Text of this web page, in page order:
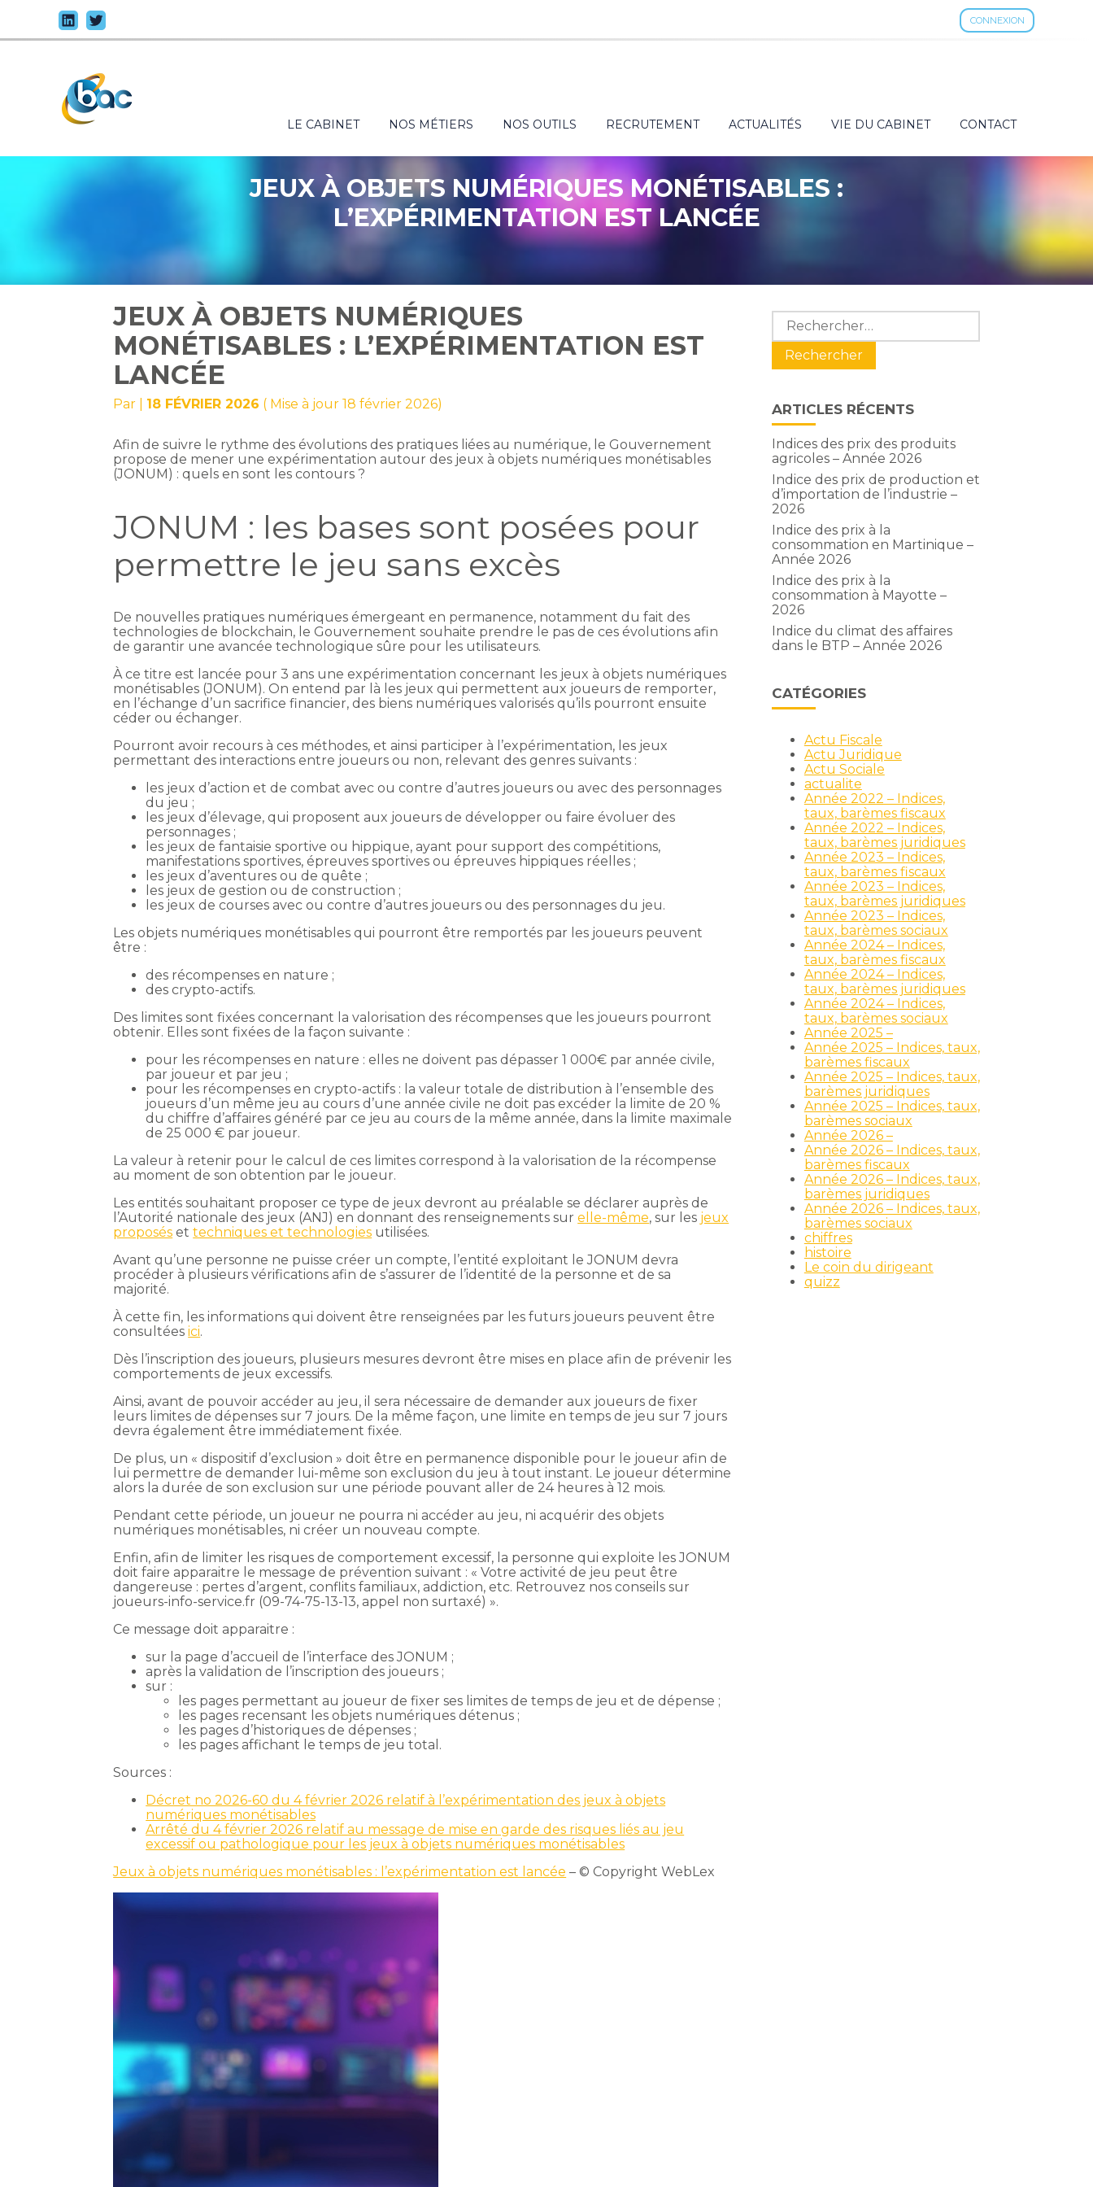
CONNEXION
au
contenu
Principal
LE CABINET NOS MÉTIERS NOS OUTILS RECRUTEMENT ACTUALITÉS VIE DU CABINET CONTACT
JEUX À OBJETS NUMÉRIQUES MONÉTISABLES :
L’EXPÉRIMENTATION EST LANCÉE
JEUX À OBJETS NUMÉRIQUES
MONÉTISABLES : L’EXPÉRIMENTATION EST
LANCÉE
Par 18 FÉVRIER 2026 ( Mise à jour 18 février 2026)
Afin de suivre le rythme des évolutions des pratiques liées au numérique, le Gouvernement
propose de mener une expérimentation autour des jeux à objets numériques monétisables
(JONUM) : quels en sont les contours ?
JONUM : les bases sont posées pour
permettre le jeu sans excès
De nouvelles pratiques numériques émergeant en permanence, notamment du fait des
technologies de blockchain, le Gouvernement souhaite prendre le pas de ces évolutions afin
de garantir une avancée technologique sûre pour les utilisateurs.
À ce titre est lancée pour 3 ans une expérimentation concernant les jeux à objets numériques
monétisables (JONUM). On entend par là les jeux qui permettent aux joueurs de remporter,
en l’échange d’un sacrifice financier, des biens numériques valorisés qu’ils pourront ensuite
céder ou échanger.
Pourront avoir recours à ces méthodes, et ainsi participer à l’expérimentation, les jeux
permettant des interactions entre joueurs ou non, relevant des genres suivants :
les jeux d’action et de combat avec ou contre d’autres joueurs ou avec des personnages
du jeu ;
les jeux d’élevage, qui proposent aux joueurs de développer ou faire évoluer des
personnages ;
les jeux de fantaisie sportive ou hippique, ayant pour support des compétitions,
manifestations sportives, épreuves sportives ou épreuves hippiques réelles ;
les jeux d’aventures ou de quête ;
les jeux de gestion ou de construction ;
les jeux de courses avec ou contre d’autres joueurs ou des personnages du jeu.
Les objets numériques monétisables qui pourront être remportés par les joueurs peuvent
être :
des récompenses en nature ;
des crypto-actifs.
Des limites sont fixées concernant la valorisation des récompenses que les joueurs pourront
obtenir. Elles sont fixées de la façon suivante :
pour les récompenses en nature : elles ne doivent pas dépasser 1 000€ par année civile,
par joueur et par jeu ;
pour les récompenses en crypto-actifs : la valeur totale de distribution à l’ensemble des
joueurs d’un même jeu au cours d’une année civile ne doit pas excéder la limite de 20 %
du chiffre d’affaires généré par ce jeu au cours de la même année, dans la limite maximale
de 25 000 € par joueur.
La valeur à retenir pour le calcul de ces limites correspond à la valorisation de la récompense
au moment de son obtention par le joueur.
Les entités souhaitant proposer ce type de jeux devront au préalable se déclarer auprès de
l’Autorité nationale des jeux (ANJ) en donnant des renseignements surelle-même, sur les jeux
proposés ettechniques et technologies utilisées.
Avant qu’une personne ne puisse créer un compte, l’entité exploitant le JONUM devra
procéder à plusieurs vérifications afin de s’assurer de l’identité de la personne et de sa
majorité.
À cette fin, les informations qui doivent être renseignées par les futurs joueurs peuvent être
consultéesici.
Dès l’inscription des joueurs, plusieurs mesures devront être mises en place afin de prévenir les
comportements de jeux excessifs.
Ainsi, avant de pouvoir accéder au jeu, il sera nécessaire de demander aux joueurs de fixer
leurs limites de dépenses sur 7 jours. De la même façon, une limite en temps de jeu sur 7 jours
devra également être immédiatement fixée.
De plus, un « dispositif d’exclusion » doit être en permanence disponible pour le joueur afin de
lui permettre de demander lui-même son exclusion du jeu à tout instant. Le joueur détermine
alors la durée de son exclusion sur une période pouvant aller de 24 heures à 12 mois.
Pendant cette période, un joueur ne pourra ni accéder au jeu, ni acquérir des objets
numériques monétisables, ni créer un nouveau compte.
Enfin, afin de limiter les risques de comportement excessif, la personne qui exploite les JONUM
doit faire apparaitre le message de prévention suivant : « Votre activité de jeu peut être
dangereuse : pertes d’argent, conflits familiaux, addiction, etc. Retrouvez nos conseils sur
joueurs-info-service.fr (09-74-75-13-13, appel non surtaxé) ».
Ce message doit apparaitre :
sur la page d’accueil de l’interface des JONUM ;
après la validation de l’inscription des joueurs ;
sur :
les pages permettant au joueur de fixer ses limites de temps de jeu et de dépense ;
les pages recensant les objets numériques détenus ;
les pages d’historiques de dépenses ;
les pages affichant le temps de jeu total.
Sources :
Décret no 2026-60 du 4 février 2026 relatif à l’expérimentation des jeux à objets
numériques monétisables
Arrêté du 4 février 2026 relatif au message de mise en garde des risques liés au jeu
excessif ou pathologique pour les jeux à objets numériques monétisables
Jeux à objets numériques monétisables : l’expérimentation est lancée – © Copyright WebLex
Blog
sidebar
Rechercher :
ARTICLES RÉCENTS
Indices des prix des produits
agricoles – Année 2026
Indice des prix de production et
d’importation de l’industrie –
2026
Indice des prix à la
consommation en Martinique –
Année 2026
Indice des prix à la
consommation à Mayotte –
2026
Indice du climat des affaires
dans le BTP – Année 2026
CATÉGORIES
Actu Fiscale
Actu Juridique
Actu Sociale
actualite
Année 2022 – Indices,
taux, barèmes fiscaux
Année 2022 – Indices,
taux, barèmes juridiques
Année 2023 – Indices,
taux, barèmes fiscaux
Année 2023 – Indices,
taux, barèmes juridiques
Année 2023 – Indices,
taux, barèmes sociaux
Année 2024 – Indices,
taux, barèmes fiscaux
Année 2024 – Indices,
taux, barèmes juridiques
Année 2024 – Indices,
taux, barèmes sociaux
Année 2025 –
Année 2025 – Indices, taux,
barèmes fiscaux
Année 2025 – Indices, taux,
barèmes juridiques
Année 2025 – Indices, taux,
barèmes sociaux
Année 2026 –
Année 2026 – Indices, taux,
barèmes fiscaux
Année 2026 – Indices, taux,
barèmes juridiques
Année 2026 – Indices, taux,
barèmes sociaux
chiffres
histoire
Le coin du dirigeant
quizz